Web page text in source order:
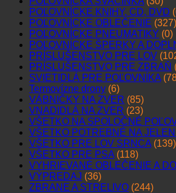
POĽOVNÍCKE KNIHY, CD, DVD
POĽOVNÍCKE OBLEČENIE (327)
POĽOVNÍCKE PNEUMATIKY (0)
POĽOVNÍCKE ŠPERKY A
PRÍSLUŠENSTVO PRE LOV
PRÍSLUŠENSTVO PRE ZBRAŇ
SVIETIDLÁ PRE POĽOVNÍKA
Termovízne drony (6)
VÁBNIČKY NA ZVER (85)
VNADIDLÁ NA ZVER (23)
VŠETKO NA SPOLOČNÉ
VŠETKO POTREBNÉ NA
VŠETKO PRE LOV SRNCA (139)
VŠETKO PRE PSA (118)
VYHRIEVANÉ OBLEČENIE A
VÝPREDAJ (36)
ZBRANE A STRELIVO (244)